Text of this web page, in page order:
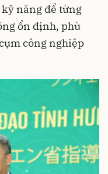
năng để từng
ổn định, phù
công nghiệp